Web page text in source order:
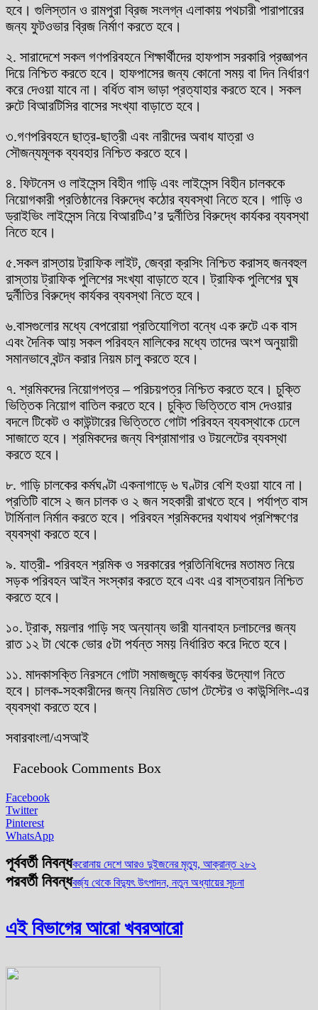
হবে। গুলিস্তান ও রামপুরা ব্রিজ সংলগ্ন এলাকায় পথচারী পারাপারের
জন্য ফুটওভার ব্রিজ নির্মাণ করতে হবে।
২. সারাদেশে সকল গণপরিবহনে শিক্ষার্থীদের হাফপাস সরকারি প্রজ্ঞাপন
দিয়ে নিশ্চিত করতে হবে। হাফপাসের জন্য কোনো সময় বা দিন নির্ধারণ
করে দেওয়া যাবে না। বর্ধিত বাস ভাড়া প্রত্যাহার করতে হবে। সকল
রুটে বিআরটিসির বাসের সংখ্যা বাড়াতে হবে।
৩.গণপরিবহনে ছাত্র-ছাত্রী এবং নারীদের অবাধ যাত্রা ও
সৌজন্যমূলক ব্যবহার নিশ্চিত করতে হবে।
৪. ফিটনেস ও লাইসেন্স বিহীন গাড়ি এবং লাইসেন্স বিহীন চালককে
নিয়োগকারী প্রতিষ্ঠানের বিরুদ্ধে কঠোর ব্যবস্থা নিতে হবে। গাড়ি ও
ড্রাইভিং লাইসেন্স নিয়ে বিআরটিএ’র দুর্নীতির বিরুদ্ধে কার্যকর ব্যবস্থা
নিতে হবে।
৫.সকল রাস্তায় ট্রাফিক লাইট, জেব্রা ক্রসিং নিশ্চিত করাসহ জনবহুল
রাস্তায় ট্রাফিক পুলিশের সংখ্যা বাড়াতে হবে। ট্রাফিক পুলিশের ঘুষ
দুর্নীতির বিরুদ্ধে কার্যকর ব্যবস্থা নিতে হবে।
৬.বাসগুলোর মধ্যে বেপরোয়া প্রতিযোগিতা বন্ধে এক রুটে এক বাস
এবং দৈনিক আয় সকল পরিবহন মালিকের মধ্যে তাদের অংশ অনুয়ায়ী
সমানভাবে বন্টন করার নিয়ম চালু করতে হবে।
৭. শ্রমিকদের নিয়োগপত্র – পরিচয়পত্র নিশ্চিত করতে হবে। চুক্তি
ভিত্তিক নিয়োগ বাতিল করতে হবে। চুক্তি ভিত্তিতে বাস দেওয়ার
বদলে টিকেট ও কাউন্টারের ভিত্তিতে গোটা পরিবহন ব্যবস্থাকে ঢেলে
সাজাতে হবে। শ্রমিকদের জন্য বিশ্রামাগার ও টয়লেটের ব্যবস্থা
করতে হবে।
৮. গাড়ি চালকের কর্মঘণ্টা একনাগাড়ে ৬ ঘণ্টার বেশি হওয়া যাবে না।
প্রতিটি বাসে ২ জন চালক ও ২ জন সহকারী রাখতে হবে। পর্যাপ্ত বাস
টার্মিনাল নির্মান করতে হবে। পরিবহন শ্রমিকদের যথাযথ প্রশিক্ষণের
ব্যবস্থা করতে হবে।
৯. যাত্রী- পরিবহন শ্রমিক ও সরকারের প্রতিনিধিদের মতামত নিয়ে
সড়ক পরিবহন আইন সংস্কার করতে হবে এবং এর বাস্তবায়ন নিশ্চিত
করতে হবে।
১০. ট্রাক, ময়লার গাড়ি সহ অন্যান্য ভারী যানবাহন চলাচলের জন্য
রাত ১২ টা থেকে ভোর ৫টা পর্যন্ত সময় নির্ধারিত করে দিতে হবে।
১১. মাদকাসক্তি নিরসনে গোটা সমাজজুড়ে কার্যকর উদ্যোগ নিতে
হবে। চালক-সহকারীদের জন্য নিয়মিত ডোপ টেস্টের ও কাউন্সিলিং-এর
ব্যবস্থা করতে হবে।
সবারবাংলা/এসআই
Facebook Comments Box
Facebook
Twitter
Pinterest
WhatsApp
পূর্ববর্তী নিবন্ধকরোনায় দেশে আরও দুইজনের মৃত্যু, আক্রান্ত ২৮২
পরবর্তী নিবন্ধবর্জ্য থেকে বিদ্যুৎ উৎপাদন, নতুন অধ্যায়ের সূচনা
এই বিভাগের আরো খবরআরো